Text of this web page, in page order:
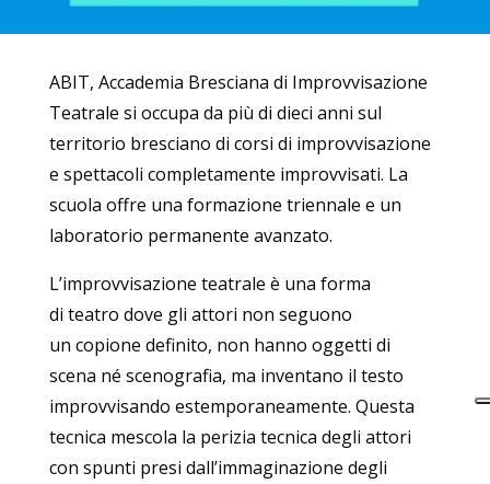
ABIT, Accademia Bresciana di Improvvisazione
Teatrale si occupa da più di dieci anni sul
territorio bresciano di corsi di improvvisazione
e spettacoli completamente improvvisati. La
scuola offre una formazione triennale e un
laboratorio permanente avanzato.
L’improvvisazione teatrale è una forma
di teatro dove gli attori non seguono
un copione definito, non hanno oggetti di
scena né scenografia, ma inventano il testo
improvvisando estemporaneamente. Questa
tecnica mescola la perizia tecnica degli attori
con spunti presi dall’immaginazione degli